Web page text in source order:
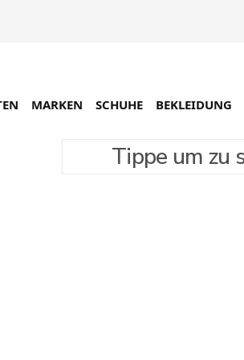
Tippe um zu suchen
MARKEN SCHUHE BEKLEIDUNG